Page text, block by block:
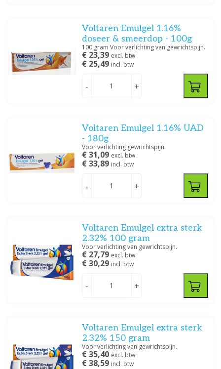
Voltaren Emulgel 1.16%
doseer & smeerdop - 100g
100 gram Voor verlichting van gewrichtspijn.
€ 23,39 excl. btw
€ 25,49 incl. btw
- +
Voltaren Emulgel 1.16% UAD
- 180g
Voor verlichting gewrichtspijn.
€ 31,09 excl. btw
€ 33,89 incl. btw
- +
Voltaren Emulgel extra sterk
2.32% 100 gram
Voor verlichting van gewrichtspijn.
€ 27,79 excl. btw
€ 30,29 incl. btw
- +
Voltaren Emulgel extra sterk
2.32% 150 gram
Voor verlichting van gewrichtspijn.
€ 35,40 excl. btw
€ 38,59 incl. btw